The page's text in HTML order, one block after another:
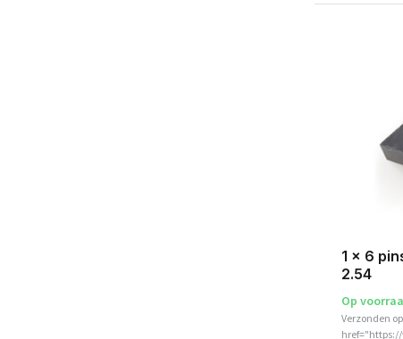
1 x 6
2.54
Op
Verzonden